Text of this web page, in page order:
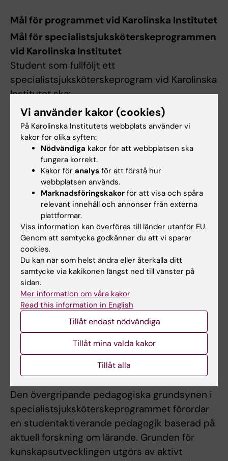
Mål för programmet vid Karolinska Institutet
Mål för specialistsjuksköterskeprogrammen
vid Karolinska Institutet
Student som fullföljt ett
specialistsjuksköterskeprogram vid Karolinska
Institutet ska:
kunna skapa förutsättningar för
evidensbaserad, personcentrerad och
säker vård inom specialistområdet
genom tillämpning av forskning,
visa på kunskaper och insikter om
internationella förhållanden och
förutsättningar för hälsa och ohälsa i ett
globalt perspektiv och vara förberedd för
arbete i en mångkulturell och
internationell miljö,
visa förmåga till ett kritiskt
förhållningssätt och på
handlingsberedskap i det framtida
yrkesutövandet
visa förmåga att leda och utveckla
omvårdnaden inom specialistområdet
samt aktivt medverka i interprofessionellt
samarbete.
Innehåll och upplägg
Den övergripande pedagogiska grundsynen i
specialistsjuksköterskeprogrammet förordar
en studentaktiverande pedagogik baserad på
aktuell forskning om lärande. Grunden för
kunskapsutvecklingen utgörs av aktivt
Vi använder kakor (cookies)
På Karolinska Institutets webbplats använder vi
kakor för olika syften:
Nödvändiga kakor för att webbplatsen ska
fungera korrekt.
Kakor för analys för att förstå hur
webbplatsen används.
Marknadsföringskakor för att visa och spåra
relevant innehåll och annonser från externa
plattformar.
Viss information kan överföras till länder utanför EU.
Genom att samtycka godkänner du att vi sparar
cookies.
Du kan när som helst ändra eller återkalla ditt
samtycke via kakikonen längst ned till vänster på
sidan.
Mer information om våra kakor
Read this information in English
Tillåt endast nödvändiga
Tillåt mina valda kakor
Tillåt alla